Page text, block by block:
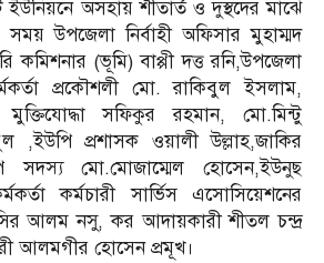
অসহায় শীতার্ত ও দুস্থদের মাঝে
উপজেলা নির্বাহী অফিসার মুহাম্মদ
কমিশনার (ভূমি) বাপ্পী দত্ত রনি,উপজেলা
প্রকৌশলী মো. রাকিবুল ইসলাম,
মুক্তিযোদ্ধা সফিকুর রহমান, মো.মিন্টু
,ইউপি প্রশাসক ওয়ালী উল্লাহ,জাকির
সদস্য মো.মোজাম্মেল হোসেন,ইউনুছ
কর্মচারী সার্ভিস এসোসিয়েশনের
আলম নসু, কর আদায়কারী শীতল চন্দ্র
আলমগীর হোসেন প্রমূখ।